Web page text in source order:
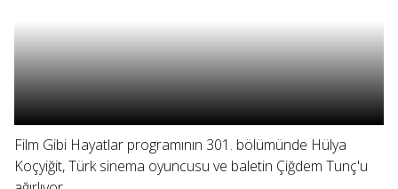
Film Gibi Hayatlar programının 301. bölümünde Hülya
Koçyiğit, Türk sinema oyuncusu ve baletin Çiğdem Tunç'u